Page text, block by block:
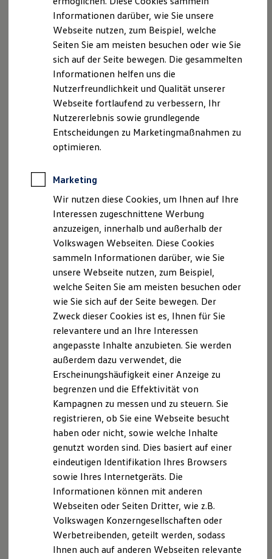
Garantien
Kfz-Versicherung für Nutzfahrzeuge
Restschuldversicherung
Wartungsverträge
Besitzer & Service
Reparatur & Service
Sommer-Special
Reparatur, Pflege & Inspektion
Servicetermin anfragen
Service-Vorteile bei Volkswagen Nutzfahrzeuge
ServicePlus
Economy Service
Räder & Reifen Service
Ersatzfahrzeuge
Software, Konnektivität & Apps
California App
VW Connect für Ihren ID. Buzz
VW Connect für Ihren Transporter/Caravelle
VW Connect für Ihren Amarok
VW Connect für andere Modelle
Connect Pro
Fleet Interface Data
Multistop Pathfinder
Übersicht Software Updates
Hilfreiches für Besitzer
Fahrerassistenz- und Sicherheitssysteme
Kontrollleuchten
Kurzfahrprofile und Ölverdünnung
XTL-Dieselkraftstoff
Ersatzteile und Betriebsflüssigkeiten
Original Zubehör und Lifestyle Produkte
myVolkswagen
myVolkswagen Business
Elektrisch & Autonom
Elektro - & Hybridfahrzeuge
Unser Ansatz
Klimafreundlicher Strom
Reichweite & Ladelösungen
Reichweitensimulator
Ladezeitensimulator
Ladelösungen für Privatkunden
Ladelösungen für Gewerbekunden
Wallbox und Ladekabel
Förderung & Kosten der Elektrofahrzeuge
Fördermöglichkeiten für Privatkunden
Fördermöglichkeiten für Gewerbekunden
Informationen darüber, wie Sie unsere
Webseite nutzen, zum Beispiel, welche
Seiten Sie am meisten besuchen oder wie Sie
sich auf der Seite bewegen. Die gesammelten
Informationen helfen uns die
Nutzerfreundlichkeit und Qualität unserer
Webseite fortlaufend zu verbessern, Ihr
Nutzererlebnis sowie grundlegende
Entscheidungen zu Marketingmaßnahmen zu
optimieren.
Marketing
Wir nutzen diese Cookies, um Ihnen auf Ihre
Interessen zugeschnittene Werbung
anzuzeigen, innerhalb und außerhalb der
Volkswagen Webseiten. Diese Cookies
sammeln Informationen darüber, wie Sie
unsere Webseite nutzen, zum Beispiel,
welche Seiten Sie am meisten besuchen oder
wie Sie sich auf der Seite bewegen. Der
Zweck dieser Cookies ist es, Ihnen für Sie
relevantere und an Ihre Interessen
angepasste Inhalte anzubieten. Sie werden
außerdem dazu verwendet, die
Erscheinungshäufigkeit einer Anzeige zu
begrenzen und die Effektivität von
Kampagnen zu messen und zu steuern. Sie
registrieren, ob Sie eine Webseite besucht
haben oder nicht, sowie welche Inhalte
genutzt worden sind. Dies basiert auf einer
eindeutigen Identifikation Ihres Browsers
sowie Ihres Internetgeräts. Die
Informationen können mit anderen
Webseiten oder Seiten Dritter, wie z.B.
Volkswagen Konzerngesellschaften oder
Werbetreibenden, geteilt werden, sodass
Ihnen auch auf anderen Webseiten relevante